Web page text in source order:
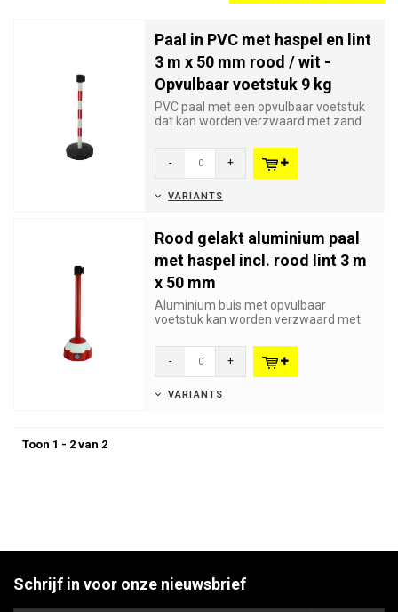
Paal in PVC met haspel en lint
3 m x 50 mm rood / wit -
Opvulbaar voetstuk 9 kg
PVC paal met een opvulbaar voetstuk
dat kan worden verzwaard met zand
- +
VARIANTS
Rood gelakt aluminium paal
met haspel incl. rood lint 3 m
x 50 mm
Aluminium buis met opvulbaar
voetstuk kan worden verzwaard met
- +
VARIANTS
Toon 1 - 2 van 2
Schrijf in voor onze nieuwsbrief